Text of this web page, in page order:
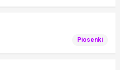
Piosenki